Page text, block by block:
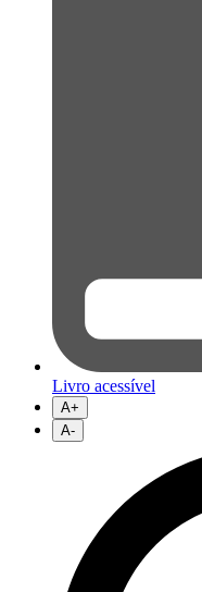
Livro acessível
A+
A-